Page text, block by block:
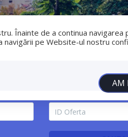
Înainte de a continua navigarea
navigării pe Website-ul nostru
AM
Avantaje CV